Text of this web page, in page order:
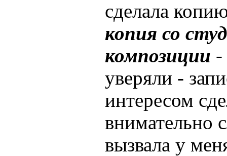
сделала
копия со
композиции -
уверяли -
интересом
внимательно
вызвала у